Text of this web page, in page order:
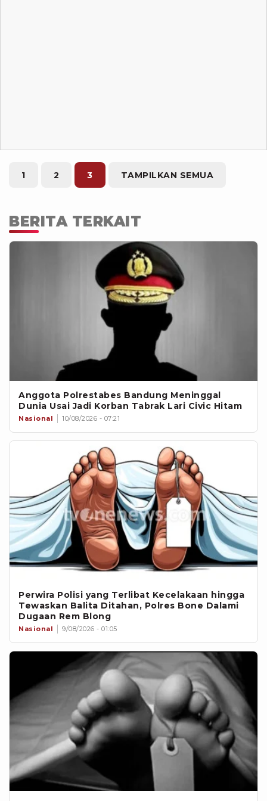
1 2 3 TAMPILKAN SEMUA
BERITA TERKAIT
Anggota Polrestabes Bandung Meninggal
Dunia Usai Jadi Korban Tabrak Lari Civic Hitam
Nasional 10/08/2026 - 07:21
Perwira Polisi yang Terlibat Kecelakaan hingga
Tewaskan Balita Ditahan, Polres Bone Dalami
Dugaan Rem Blong
Nasional 9/08/2026 - 01:05